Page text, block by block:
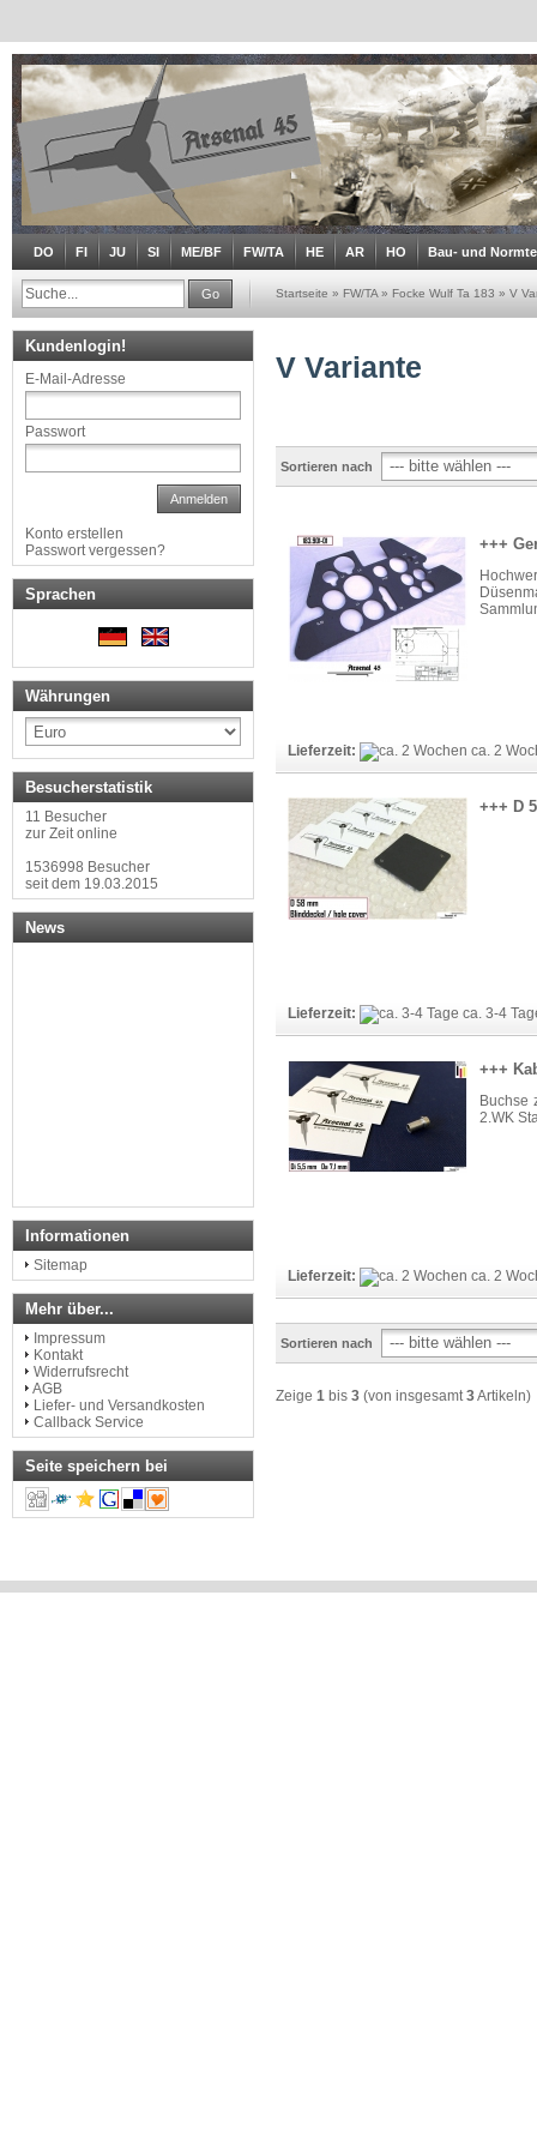
DO FI JU SI ME/BF FW/TA HE AR HO Bau- und
Go Startseite » FW/TA » Focke Wulf Ta 183 » V
V Variante
Sortieren nach
+++
Lieferzeit: ca. 2
+++ D
Lieferzeit: ca. 3-4
+++
Buchse
2.WK
Lieferzeit: ca. 2
Sortieren nach
Zeige 1 bis 3 (von insgesamt 3Artikeln)
Kundenlogin!
E-Mail-Adresse
Passwort
Anmelden
Konto erstellen
Passwort vergessen?
Sprachen
Währungen
Besucherstatistik
11 Besucher
zur Zeit online
1536998 Besucher
seit dem 19.03.2015
News
Informationen
Sitemap
Mehr über...
Impressum
Kontakt
Widerrufsrecht
AGB
Liefer- und Versandkosten
Callback Service
Seite speichern bei